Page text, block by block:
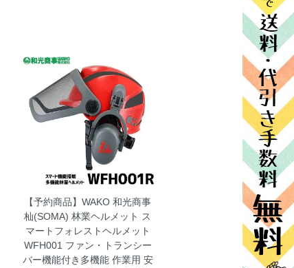
【予約商品】WAKO 和光商事
杣(SOMA) 林業ヘルメット ス
マートフォレストヘルメット
WFH001 ファン・トランシー
バー機能付き多機能 作業用 安